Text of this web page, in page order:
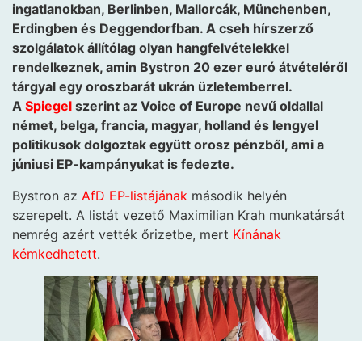
ingatlanokban, Berlinben, Mallorcák, Münchenben,
Erdingben és Deggendorfban. A cseh hírszerző
szolgálatok állítólag olyan hangfelvételekkel
rendelkeznek, amin Bystron 20 ezer euró átvételéről
tárgyal egy oroszbarát ukrán üzletemberrel.
A Spiegel szerint az Voice of Europe nevű oldallal
német, belga, francia, magyar, holland és lengyel
politikusok dolgoztak együtt orosz pénzből, ami a
júniusi EP-kampányukat is fedezte.
Bystron az AfD EP-listájának második helyén
szerepelt. A listát vezető Maximilian Krah munkatársát
nemrég azért vették őrizetbe, mert Kínának
kémkedhetett.